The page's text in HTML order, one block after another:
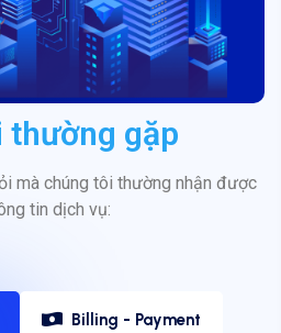
thường gặp
mà chúng tôi thường nhận được
tin dịch vụ:
Billing - Payment